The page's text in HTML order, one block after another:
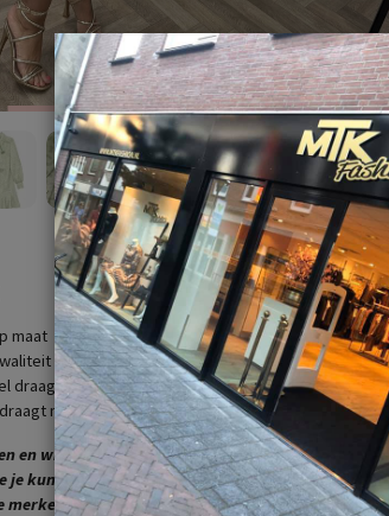
maat
draagt maat 34
maat 36
en wil jij dit altijd graag bij MTK Fashion doen ?
je kunnen toevoegen aan onze VIP LIJST want dan
en spaar voor VIP GOLD en wordt een GOLD